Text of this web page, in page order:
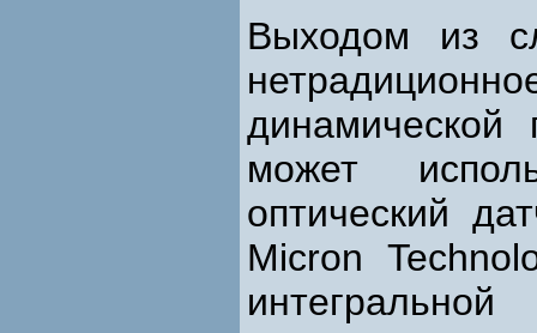
Выходом из
динамической
может
оптический
Micron